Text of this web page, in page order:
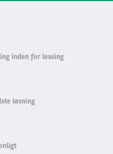
inden for leasing
løsning